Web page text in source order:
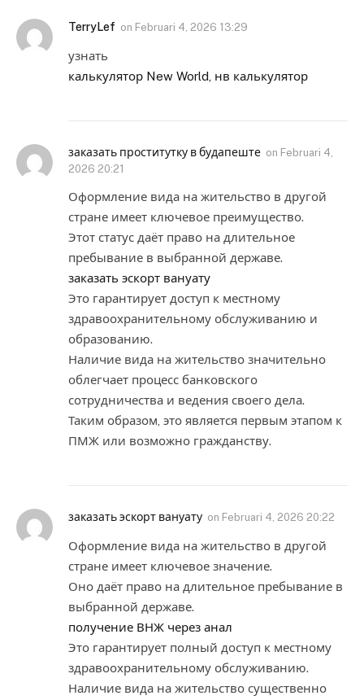
TerryLef on Februari 4, 2026 13:29
узнать
калькулятор New World, нв калькулятор
заказать проститутку в будапеште on Februari 4,
2026 20:21
Оформление вида на жительство в другой
стране имеет ключевое преимущество.
Этот статус даёт право на длительное
пребывание в выбранной державе.
заказать эскорт вануату
Это гарантирует доступ к местному
здравоохранительному обслуживанию и
образованию.
Наличие вида на жительство значительно
облегчает процесс банковского
сотрудничества и ведения своего дела.
Таким образом, это является первым этапом к
ПМЖ или возможно гражданству.
заказать эскорт вануату on Februari 4, 2026 20:22
Оформление вида на жительство в другой
стране имеет ключевое значение.
Оно даёт право на длительное пребывание в
выбранной державе.
получение ВНЖ через анал
Это гарантирует полный доступ к местному
здравоохранительному обслуживанию.
Наличие вида на жительство существенно